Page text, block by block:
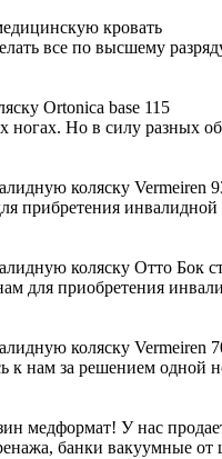
кровать
все по высшему
Ortonica base 115
Но в силу разных
коляску Vermeiren
прибретения
коляску Отто Бок
для приобретения
коляску Vermeiren
нам за решением одной
медформат! У нас
банки вакуумные